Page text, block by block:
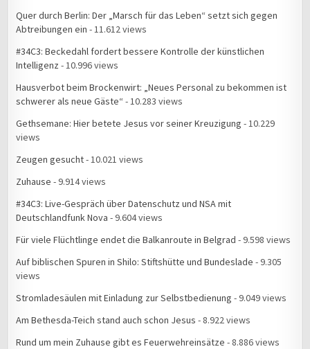
Quer durch Berlin: Der „Marsch für das Leben“ setzt sich gegen
Abtreibungen ein - 11.612 views
#34C3: Beckedahl fordert bessere Kontrolle der künstlichen
Intelligenz - 10.996 views
Hausverbot beim Brockenwirt: „Neues Personal zu bekommen ist
schwerer als neue Gäste“ - 10.283 views
Gethsemane: Hier betete Jesus vor seiner Kreuzigung - 10.229
views
Zeugen gesucht- 10.021 views
Zuhause - 9.914 views
#34C3: Live-Gespräch über Datenschutz und NSA mit
Deutschlandfunk Nova - 9.604 views
Für viele Flüchtlinge endet die Balkanroute in Belgrad - 9.598 views
Auf biblischen Spuren in Shilo: Stiftshütte und Bundeslade - 9.305
views
Stromladesäulen mit Einladung zur Selbstbedienung - 9.049 views
Am Bethesda-Teich stand auch schon Jesus - 8.922 views
Rund um mein Zuhause gibt es Feuerwehreinsätze - 8.886 views